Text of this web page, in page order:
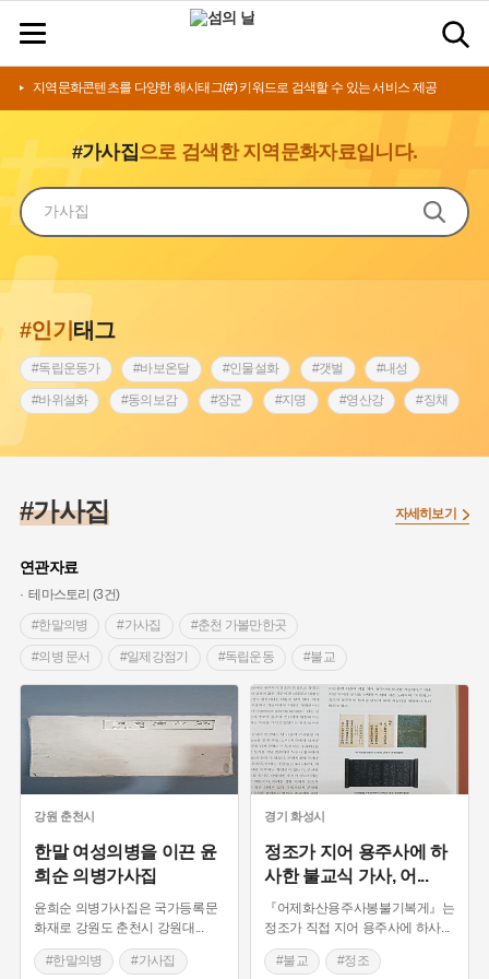
지역문화콘텐츠를 다양한 해시태그(#) 키워드로 검색할 수 있는 서비스 제공
#가사집으로 검색한 지역문화자료입니다.
#인기태그
#독립운동가 #바보온달 #인물설화 #갯벌 #내성
#바위설화 #동의보감 #장군 #지명 #영산강 #징채
#인천 #외성 #낙성대
#황해도
#조선역사
#왕건 #전라남도 지명유래 #목민관
#온라인 생활사박물관 #강동구 #제주도설화
#여성독립운동가 #조선시대 문신 #3.1운동 #애민
#김마리아 #여성 독립운동가 #28독립선언 #온달
#문화유산 #마을 #전설 #박물관
#경기도설화 #강서구 #공예품 #원호원두표묘역
#지명유래 #대한민국임시정부
#용인의 전설 #끈기 #산성 #동화 #생활용품
#의병활동 #영산포 #부산 #항일투쟁
#남자현
#가사집
연관자료
테마스토리 (3건)
#한말의병
#가사집 #춘천 가볼만한곳
#의병 문서 #일제강점기 #독립운동 #불교
#정조 #가사문학
자세히보기
강원 춘천시
한말 여성의병을 이끈 윤
희순 의병가사집
윤희순 의병가사집은 국가등록문
화재로 강원도 춘천시 강원대
#한말의병 #가사집
경기 화성시
정조가 지어 용주사에 하
사한 불교식 가사, 어 ...
『어제화산용주사봉불기복게』는
정조가 직접 지어 용주사에 하사
#불교 #정조